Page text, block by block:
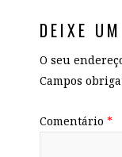
DEIXE
O seu
Campos
Comentário *